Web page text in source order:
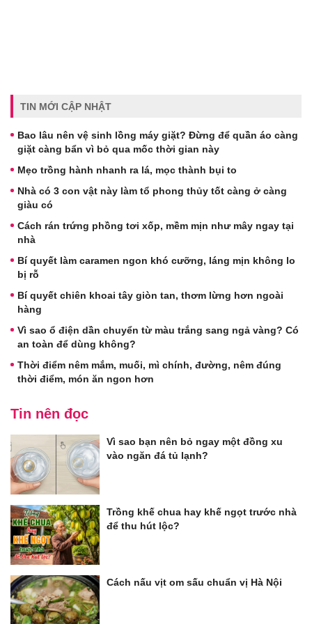
TIN MỚI CẬP NHẬT
Bao lâu nên vệ sinh lồng máy giặt? Đừng để quần áo càng
giặt càng bẩn vì bỏ qua mốc thời gian này
Mẹo trồng hành nhanh ra lá, mọc thành bụi to
Nhà có 3 con vật này làm tổ phong thủy tốt càng ở càng
giàu có
Cách rán trứng phồng tơi xốp, mềm mịn như mây ngay tại
nhà
Bí quyết làm caramen ngon khó cưỡng, láng mịn không lo
bị rỗ
Bí quyết chiên khoai tây giòn tan, thơm lừng hơn ngoài
hàng
Vì sao ổ điện dần chuyển từ màu trắng sang ngả vàng? Có
an toàn để dùng không?
Thời điểm nêm mắm, muối, mì chính, đường, nêm đúng
thời điểm, món ăn ngon hơn
Tin nên đọc
Vì sao bạn nên bỏ ngay một đồng xu
vào ngăn đá tủ lạnh?
Trồng khế chua hay khế ngọt trước nhà
để thu hút lộc?
Cách nấu vịt om sấu chuẩn vị Hà Nội